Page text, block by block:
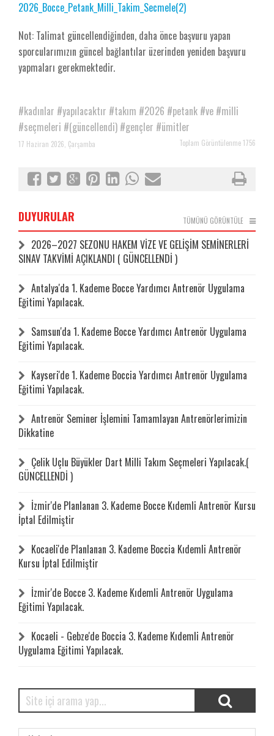
2026_Bocce_Petank_Milli_Takim_Secmele(2)
Not: Talimat güncellendiğinden, daha önce başvuru yapan
sporcularımızın güncel bağlantılar üzerinden yeniden başvuru
yapmaları gerekmektedir.
#kadınlar #yapılacaktır #takım #2026 #petank #ve #milli
#seçmeleri #(güncellendi) #gençler #ümitler
Toplam Görüntülenme 1756
17 Haziran 2026, Çarşamba
TÜMÜNÜ GÖRÜNTÜLE
DUYURULAR
2026–2027 SEZONU HAKEM VİZE VE GELİŞİM SEMİNERLERİ
SINAV TAKVİMİ AÇIKLANDI ( GÜNCELLENDİ )
Antalya'da 1. Kademe Bocce Yardımcı Antrenör Uygulama
Eğitimi Yapılacak.
Samsun'da 1. Kademe Bocce Yardımcı Antrenör Uygulama
Eğitimi Yapılacak.
Kayseri'de 1. Kademe Boccia Yardımcı Antrenör Uygulama
Eğitimi Yapılacak.
Antrenör Seminer İşlemini Tamamlayan Antrenörlerimizin
Dikkatine
Çelik Uçlu Büyükler Dart Milli Takım Seçmeleri Yapılacak.(
GÜNCELLENDİ )
İzmir'de Planlanan 3. Kademe Bocce Kıdemli Antrenör Kursu
İptal Edilmiştir
Kocaeli'de Planlanan 3. Kademe Boccia Kıdemli Antrenör
Kursu İptal Edilmiştir
İzmir'de Bocce 3. Kademe Kıdemli Antrenör Uygulama
Eğitimi Yapılacak.
Kocaeli - Gebze'de Boccia 3. Kademe Kıdemli Antrenör
Uygulama Eğitimi Yapılacak.